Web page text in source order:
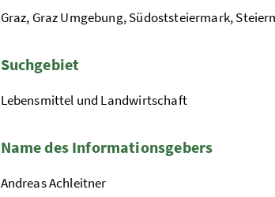
Graz, Graz Umgebung, Südoststeiermark,
Suchgebiet
Lebensmittel und Landwirtschaft
Name des Informationsgebers
Andreas Achleitner